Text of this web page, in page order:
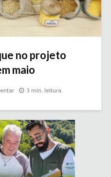
no projeto
maio
3 min. leitura